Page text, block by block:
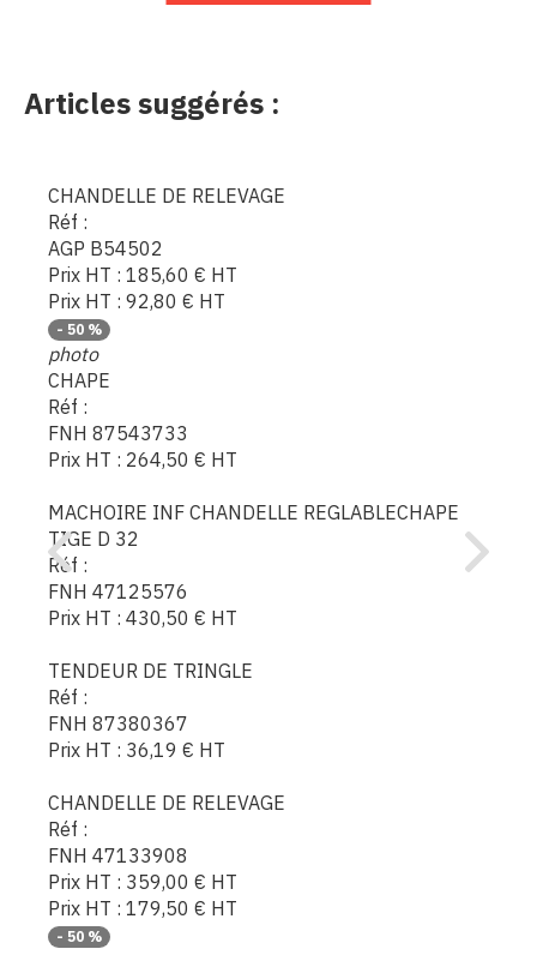
Articles suggérés :
CHANDELLE DE RELEVAGE
Réf :
AGP B54502
Prix HT : 185,60 € HT
Prix HT : 92,80 € HT
- 50 %
photo
CHAPE
Réf :
FNH 87543733
Prix HT : 264,50 € HT
MACHOIRE INF CHANDELLE REGLABLECHAPE
TIGE D 32
Réf :
FNH 47125576
Prix HT : 430,50 € HT
TENDEUR DE TRINGLE
Réf :
FNH 87380367
Prix HT : 36,19 € HT
CHANDELLE DE RELEVAGE
Réf :
FNH 47133908
Prix HT : 359,00 € HT
Prix HT : 179,50 € HT
- 50 %